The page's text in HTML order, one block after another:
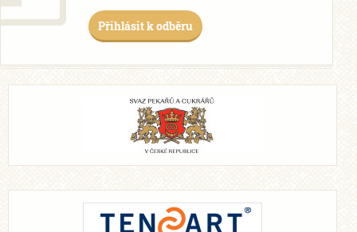
Přihlásit k odběru